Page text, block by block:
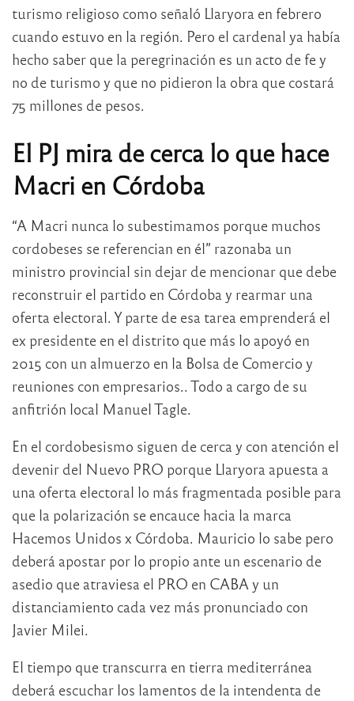
turismo religioso como señaló Llaryora en febrero
cuando estuvo en la región. Pero el cardenal ya había
hecho saber que la peregrinación es un acto de fe y
no de turismo y que no pidieron la obra que costará
75 millones de pesos.
El PJ mira de cerca lo que hace
Macri en Córdoba
“A Macri nunca lo subestimamos porque muchos
cordobeses se referencian en él” razonaba un
ministro provincial sin dejar de mencionar que debe
reconstruir el partido en Córdoba y rearmar una
oferta electoral. Y parte de esa tarea emprenderá el
ex presidente en el distrito que más lo apoyó en
2015 con un almuerzo en la Bolsa de Comercio y
reuniones con empresarios.. Todo a cargo de su
anfitrión local Manuel Tagle.
En el cordobesismo siguen de cerca y con atención el
devenir del Nuevo PRO porque Llaryora apuesta a
una oferta electoral lo más fragmentada posible para
que la polarización se encauce hacia la marca
Hacemos Unidos x Córdoba. Mauricio lo sabe pero
deberá apostar por lo propio ante un escenario de
asedio que atraviesa el PRO en CABA y un
distanciamiento cada vez más pronunciado con
Javier Milei.
El tiempo que transcurra en tierra mediterránea
deberá escuchar los lamentos de la intendenta de